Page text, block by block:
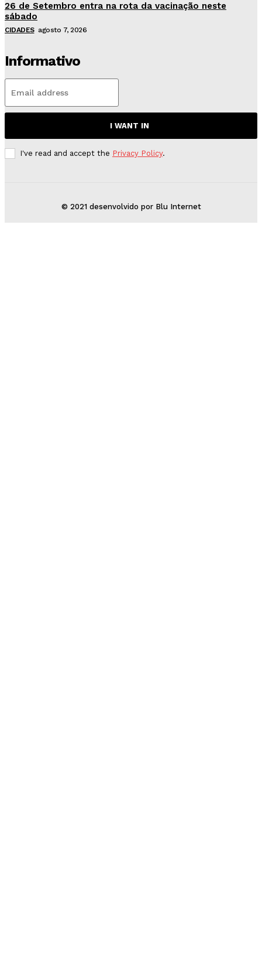
26 de Setembro entra na rota da vacinação neste
sábado
CIDADES agosto 7, 2026
Informativo
I WANT IN
I've read and accept the Privacy Policy.
© 2021 desenvolvido por Blu Internet